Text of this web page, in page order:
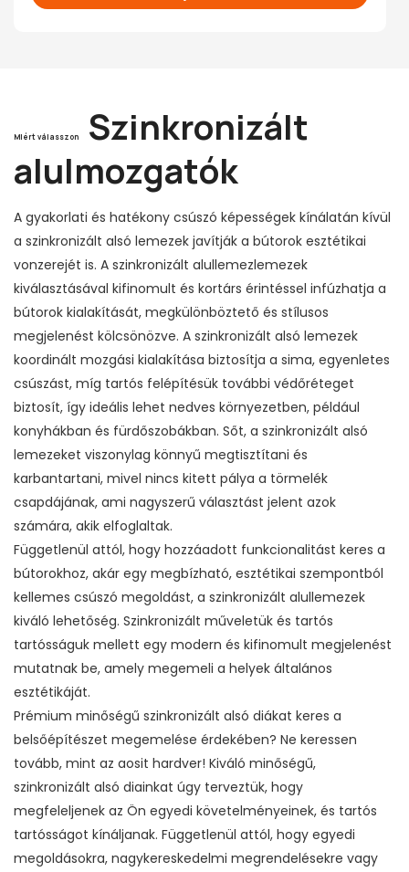
Miért válasszon
Szinkronizált
alulmozgatók
A gyakorlati és hatékony csúszó képességek kínálatán kívül
a szinkronizált alsó lemezek javítják a bútorok esztétikai
vonzerejét is. A szinkronizált alullemezlemezek
kiválasztásával kifinomult és kortárs érintéssel infúzhatja a
bútorok kialakítását, megkülönböztető és stílusos
megjelenést kölcsönözve. A szinkronizált alsó lemezek
koordinált mozgási kialakítása biztosítja a sima, egyenletes
csúszást, míg tartós felépítésük további védőréteget
biztosít, így ideális lehet nedves környezetben, például
konyhákban és fürdőszobákban. Sőt, a szinkronizált alsó
lemezeket viszonylag könnyű megtisztítani és
karbantartani, mivel nincs kitett pálya a törmelék
csapdájának, ami nagyszerű választást jelent azok
számára, akik elfoglaltak.
Függetlenül attól, hogy hozzáadott funkcionalitást keres a
bútorokhoz, akár egy megbízható, esztétikai szempontból
kellemes csúszó megoldást, a szinkronizált alullemezek
kiváló lehetőség. Szinkronizált műveletük és tartós
tartósságuk mellett egy modern és kifinomult megjelenést
mutatnak be, amely megemeli a helyek általános
esztétikáját.
Prémium minőségű szinkronizált alsó diákat keres a
belsőépítészet megemelése érdekében? Ne keressen
tovább, mint az aosit hardver! Kiváló minőségű,
szinkronizált alsó diainkat úgy terveztük, hogy
megfeleljenek az Ön egyedi követelményeinek, és tartós
tartósságot kínáljanak. Függetlenül attól, hogy egyedi
megoldásokra, nagykereskedelmi megrendelésekre vagy